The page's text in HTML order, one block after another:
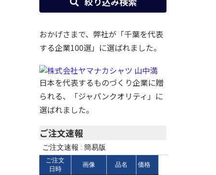
おかげさまで、弊社が「千葉を代表
する企業100選」に選ばれました。
日本を代表するものづくり企業に贈
られる、「ジャパンクオリティ」に
選ばれました。
ご注文速報